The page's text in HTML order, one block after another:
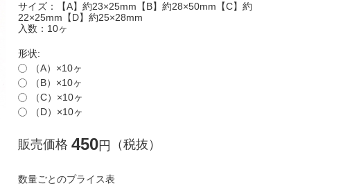
サイズ：【A】約23×25mm【B】約28×50mm【C】約
22×25mm【D】約25×28mm
入数：10ヶ
形状:
（A）×10ヶ
（B）×10ヶ
（C）×10ヶ
（D）×10ヶ
販売価格 450円 （税抜）
数量ごとのプライス表